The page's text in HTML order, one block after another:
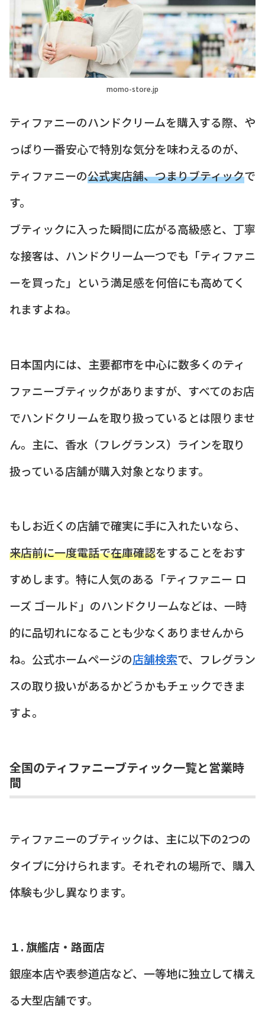
momo-store.jp
ティファニーのハンドクリームを購入する際、や
っぱり一番安心で特別な気分を味わえるのが、
ティファニーの公式実店舗、つまりブティックで
す。
ブティックに入った瞬間に広がる高級感と、丁寧
な接客は、ハンドクリーム一つでも「ティファニ
ーを買った」という満足感を何倍にも高めてく
れますよね。
日本国内には、主要都市を中心に数多くのティ
ファニーブティックがありますが、すべてのお店
でハンドクリームを取り扱っているとは限りませ
ん。主に、香水（フレグランス）ラインを取り
扱っている店舗が購入対象となります。
もしお近くの店舗で確実に手に入れたいなら、
来店前に一度電話で在庫確認をすることをおす
すめします。特に人気のある「ティファニー ロ
ーズ ゴールド」のハンドクリームなどは、一時
的に品切れになることも少なくありませんから
ね。公式ホームページの店舗検索で、フレグラン
スの取り扱いがあるかどうかもチェックできま
すよ。
全国のティファニーブティック一覧と営業時
間
ティファニーのブティックは、主に以下の2つの
タイプに分けられます。それぞれの場所で、購入
体験も少し異なります。
１. 旗艦店・路面店
銀座本店や表参道店など、一等地に独立して構え
る大型店舗です。